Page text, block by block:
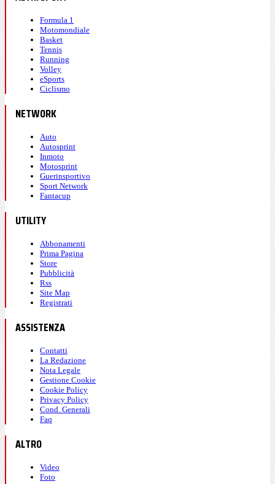
Formula 1
Motomondiale
Basket
Tennis
Running
Volley
eSports
Ciclismo
NETWORK
Auto
Autosprint
Inmoto
Motosprint
Guerinsportivo
Sport Network
Fantacup
UTILITY
Abbonamenti
Prima Pagina
Store
Pubblicità
Rss
Site Map
Registrati
ASSISTENZA
Contatti
La Redazione
Nota Legale
Gestione Cookie
Cookie Policy
Privacy Policy
Cond. Generali
Faq
ALTRO
Video
Foto